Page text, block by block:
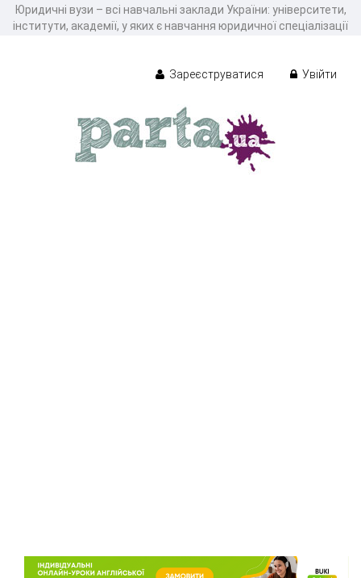
Юридичні вузи – всі навчальні заклади України: університети,
інститути, академії, у яких є навчання юридичної спеціалізації
Зареєструватися Увійти